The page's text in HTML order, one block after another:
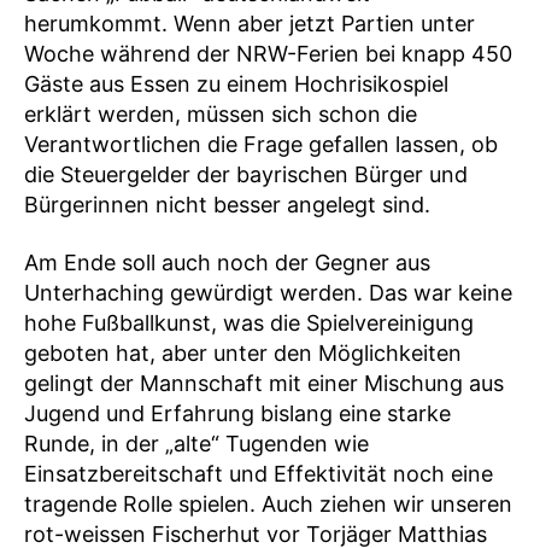
herumkommt. Wenn aber jetzt Partien unter
Woche während der NRW-Ferien bei knapp 450
Gäste aus Essen zu einem Hochrisikospiel
erklärt werden, müssen sich schon die
Verantwortlichen die Frage gefallen lassen, ob
die Steuergelder der bayrischen Bürger und
Bürgerinnen nicht besser angelegt sind.
Am Ende soll auch noch der Gegner aus
Unterhaching gewürdigt werden. Das war keine
hohe Fußballkunst, was die Spielvereinigung
geboten hat, aber unter den Möglichkeiten
gelingt der Mannschaft mit einer Mischung aus
Jugend und Erfahrung bislang eine starke
Runde, in der „alte“ Tugenden wie
Einsatzbereitschaft und Effektivität noch eine
tragende Rolle spielen. Auch ziehen wir unseren
rot-weissen Fischerhut vor Torjäger Matthias